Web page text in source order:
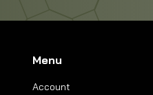
Menu
Account